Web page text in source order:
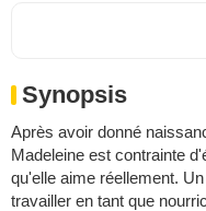
Synopsis
Après avoir donné
Madeleine est contrainte
qu'elle aime réellement.
travailler en tant que